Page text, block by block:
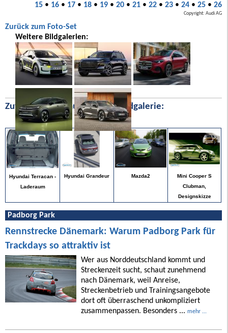
15• 16• 17• 18• 19• 20• 21• 22• 23• 24• 25• 26
Copyright: Audi AG
Zurück zum Foto-Set
Weitere Bildgalerien:
Zufällige Bilder aus unserer Bildgalerie:
Hyundai Terracan -
Laderaum
Hyundai Grandeur Mazda2
Mini Cooper S
Clubman,
Designskizze
Padborg Park
Rennstrecke Dänemark: Warum Padborg Park für
Trackdays so attraktiv ist
Wer aus Norddeutschland kommt und
Streckenzeit sucht, schaut zunehmend
nach Dänemark, weil Anreise,
Streckenbetrieb und Trainingsangebote
dort oft überraschend unkompliziert
zusammenpassen. Besonders ... mehr ...